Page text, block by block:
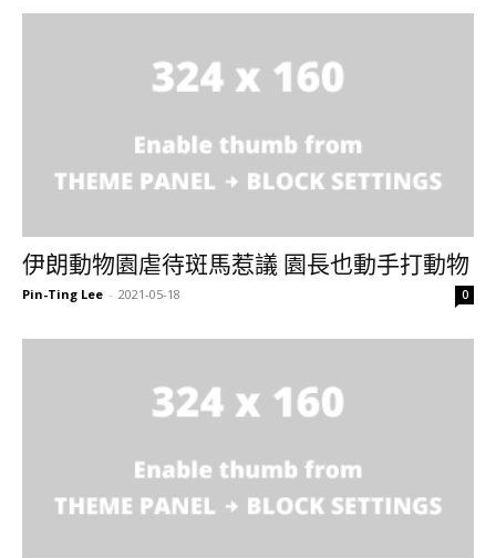
伊朗動物園虐待斑馬惹議 園長也動手打動物
Pin-Ting Lee - 2021-05-18 0